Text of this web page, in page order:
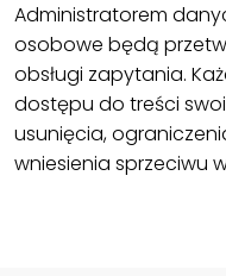
Administratorem
osobowe będą
obsługi zapytania.
dostępu do treści
usunięcia,
wniesienia sprzeciwu